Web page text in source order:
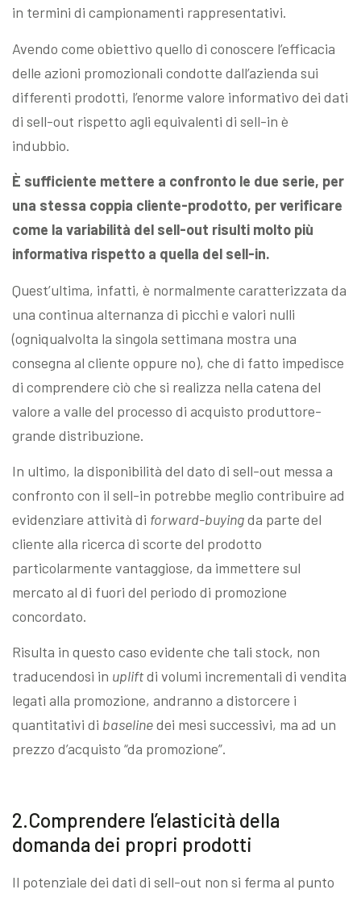
in termini di campionamenti rappresentativi.
Avendo come obiettivo quello di conoscere l’efficacia
delle azioni promozionali condotte dall’azienda sui
differenti prodotti, l’enorme valore informativo dei dati
di sell-out rispetto agli equivalenti di sell-in è
indubbio.
È sufficiente mettere a confronto le due serie, per
una stessa coppia cliente-prodotto, per verificare
come la variabilità del sell-out risulti molto più
informativa rispetto a quella del sell-in.
Quest’ultima, infatti, è normalmente caratterizzata da
una continua alternanza di picchi e valori nulli
(ogniqualvolta la singola settimana mostra una
consegna al cliente oppure no), che di fatto impedisce
di comprendere ciò che si realizza nella catena del
valore a valle del processo di acquisto produttore-
grande distribuzione.
In ultimo, la disponibilità del dato di sell-out messa a
confronto con il sell-in potrebbe meglio contribuire ad
evidenziare attività di forward-buyingda parte del
cliente alla ricerca di scorte del prodotto
particolarmente vantaggiose, da immettere sul
mercato al di fuori del periodo di promozione
concordato.
Risulta in questo caso evidente che tali stock, non
traducendosi in upliftdi volumi incrementali di vendita
legati alla promozione, andranno a distorcere i
quantitativi di baselinedei mesi successivi, ma ad un
prezzo d’acquisto “da promozione”.
2.Comprendere l’elasticità della
domanda dei propri prodotti
Il potenziale dei dati di sell-out non si ferma al punto